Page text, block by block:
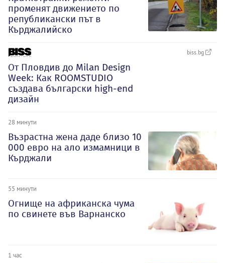
променят движението по
републикански път в
Кърджалийско
biss.bg
От Пловдив до Milan Design
Week: Как ROOMSTUDIO
създава български high-end
дизайн
28 минути
Възрастна жена даде близо 10
000 евро на ало измамници в
Кърджали
55 минути
Огнище на африканска чума
по свинете във Варнанско
1 час